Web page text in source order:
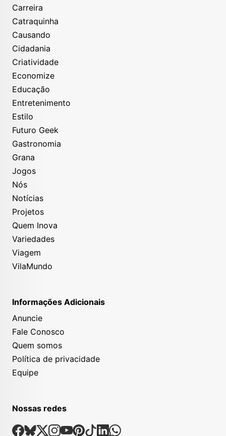
Carreira
Catraquinha
Causando
Cidadania
Criatividade
Economize
Educação
Entretenimento
Estilo
Futuro Geek
Gastronomia
Grana
Jogos
Nós
Notícias
Projetos
Quem Inova
Variedades
Viagem
VilaMundo
Informações Adicionais
Anuncie
Fale Conosco
Quem somos
Política de privacidade
Equipe
Nossas redes
Nossas Redes Sociais
Facebook
Bsky
X Instagram
Youtube
Pinterest
TiktokLinkedin
Whatsapp